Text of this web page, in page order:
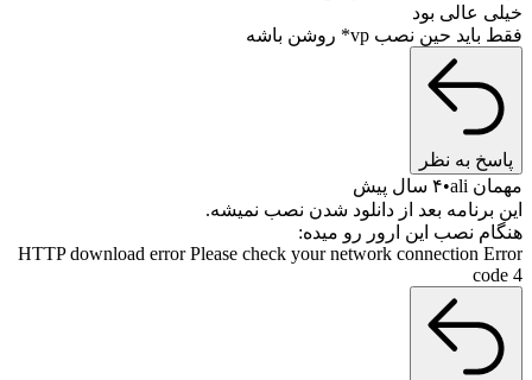
خیلی عالی بود
فقط باید حین نصب vp* روشن باشه
پاسخ به نظر
مهمان ali
۴ سال پیش
این برنامه بعد از دانلود شدن نصب نمیشه.
هنگام نصب این ارور رو میده:
HTTP download error Please check your network connection Error
code 4